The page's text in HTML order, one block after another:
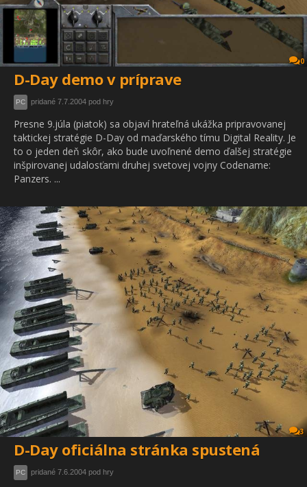
0
D-Day demo v príprave
PC pridané 7.7.2004 pod hry
Presne 9.júla (piatok) sa objaví hrateľná ukážka pripravovanej
taktickej stratégie D-Day od maďarského tímu Digital Reality. Je
to o jeden deň skôr, ako bude uvoľnené demo ďalšej stratégie
inšpirovanej udalosťami druhej svetovej vojny Codename:
Panzers. ...
3
D-Day oficiálna stránka spustená
PC pridané 7.6.2004 pod hry